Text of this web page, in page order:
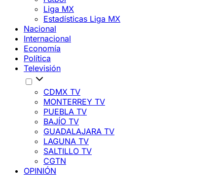
Liga MX
Estadísticas Liga MX
Nacional
Internacional
Economía
Política
Televisión
CDMX TV
MONTERREY TV
PUEBLA TV
BAJÍO TV
GUADALAJARA TV
LAGUNA TV
SALTILLO TV
CGTN
OPINIÓN